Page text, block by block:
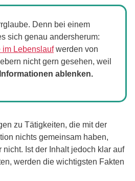
Denn bei einem
sich genau andersherum:
im Lebenslaufwerden von
nicht gern gesehen, weil
ablenken.
zu Tätigkeiten, die mit der
nichts gemeinsam haben,
nicht. Ist der Inhalt jedoch klar auf
werden die wichtigsten Fakten